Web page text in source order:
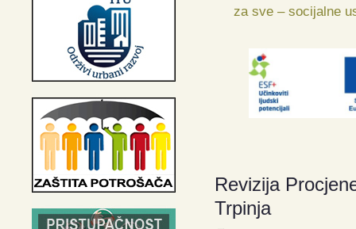
za sve – socijalne
Revizija
Trpinja